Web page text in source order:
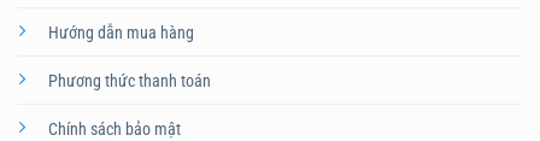
Hướng dẫn mua hàng
Phương thức thanh toán
Chính sách bảo mật